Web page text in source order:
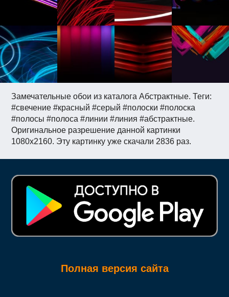
Замечательные обои из каталога Абстрактные. Теги:
#свечение #красный #серый #полоски #полоска
#полосы #полоса #линии #линия #абстрактные.
Оригинальное разрешение данной картинки
1080x2160. Эту картинку уже скачали 2836 раз.
Полная версия сайта